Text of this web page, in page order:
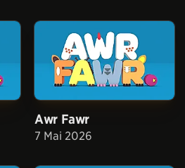
Awr Fawr
7 Mai 2026